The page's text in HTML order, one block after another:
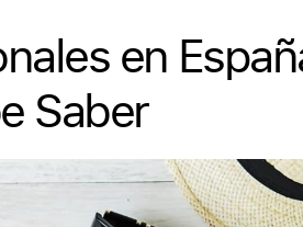
en
Saber